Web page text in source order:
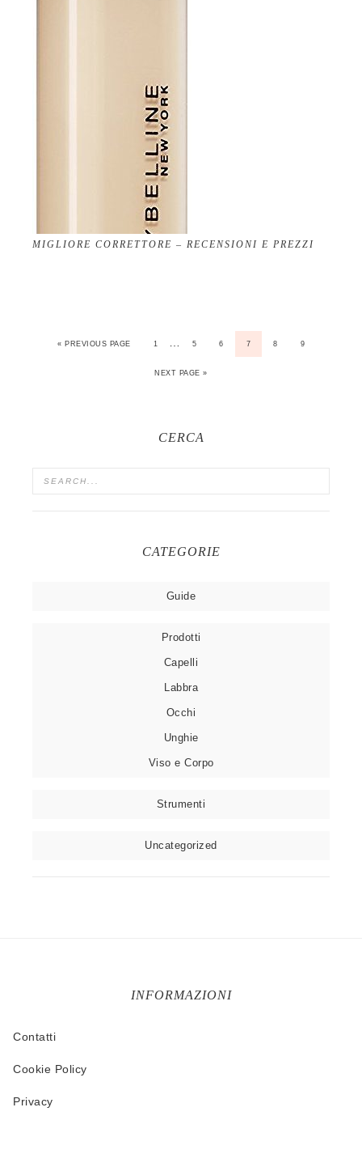
MIGLIORE CORRETTORE – RECENSIONI E PREZZI
« PREVIOUS PAGE 1 5 6 7 8 9
NEXT PAGE »
CERCA
CATEGORIE
Guide
Prodotti
Capelli
Labbra
Occhi
Unghie
Viso e Corpo
Strumenti
Uncategorized
INFORMAZIONI
Contatti
Cookie Policy
Privacy